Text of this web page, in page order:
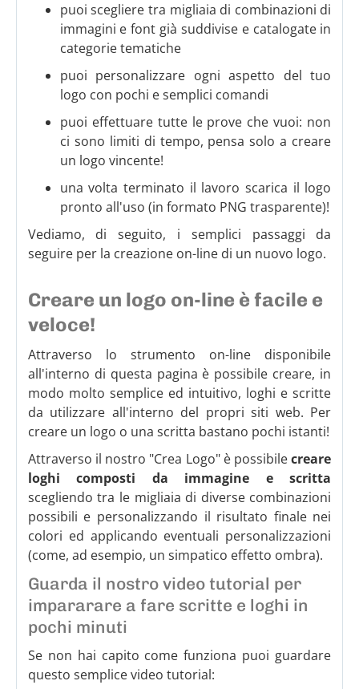
puoi scegliere tra migliaia di combinazioni di
immagini e font già suddivise e catalogate in
categorie tematiche
puoi personalizzare ogni aspetto del tuo
logo con pochi e semplici comandi
puoi effettuare tutte le prove che vuoi: non
ci sono limiti di tempo, pensa solo a creare
un logo vincente!
una volta terminato il lavoro scarica il logo
pronto all'uso (in formato PNG trasparente)!
Vediamo, di seguito, i semplici passaggi da
seguire per la creazione on-line di un nuovo logo.
Creare un logo on-line è facile e
veloce!
Attraverso lo strumento on-line disponibile
all'interno di questa pagina è possibile creare, in
modo molto semplice ed intuitivo, loghi e scritte
da utilizzare all'interno del propri siti web. Per
creare un logo o una scritta bastano pochi istanti!
Attraverso il nostro "Crea Logo" è possibilecreare
loghi composti da immagine e scritta
scegliendo tra le migliaia di diverse combinazioni
possibili e personalizzando il risultato finale nei
colori ed applicando eventuali personalizzazioni
(come, ad esempio, un simpatico effetto ombra).
Guarda il nostro video tutorial per
impararare a fare scritte e loghi in
pochi minuti
Se non hai capito come funziona puoi guardare
questo semplice video tutorial: